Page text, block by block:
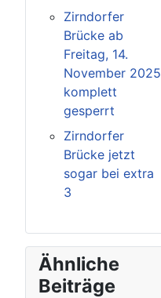
Zirndorfer
Brücke ab
Freitag, 14.
November 2025
komplett
gesperrt
Zirndorfer
Brücke jetzt
sogar bei extra
3
Ähnliche
Beiträge